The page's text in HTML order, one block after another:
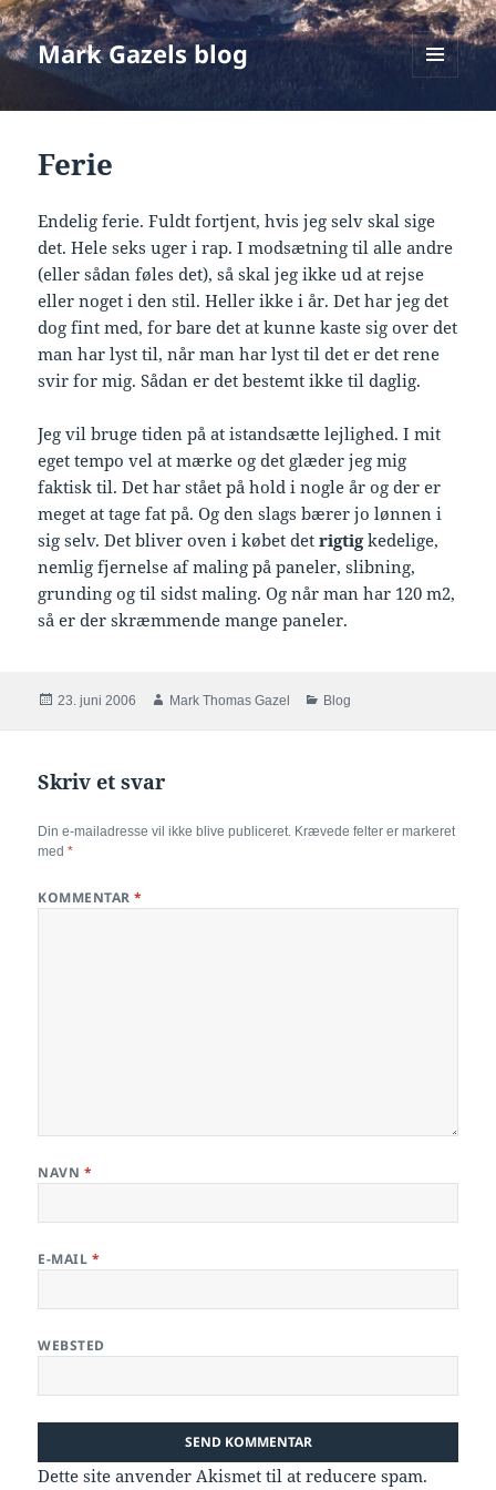
Mark Gazels blog
Ferie
Endelig ferie. Fuldt fortjent, hvis jeg selv skal sige
det. Hele seks uger i rap. I modsætning til alle andre
(eller sådan føles det), så skal jeg ikke ud at rejse
eller noget i den stil. Heller ikke i år. Det har jeg det
dog fint med, for bare det at kunne kaste sig over det
man har lyst til, når man har lyst til det er det rene
svir for mig. Sådan er det bestemt ikke til daglig.
Jeg vil bruge tiden på at istandsætte lejlighed. I mit
eget tempo vel at mærke og det glæder jeg mig
faktisk til. Det har stået på hold i nogle år og der er
meget at tage fat på. Og den slags bærer jo lønnen i
sig selv. Det bliver oven i købet detrigtigkedelige,
nemlig fjernelse af maling på paneler, slibning,
grunding og til sidst maling. Og når man har 120 m2,
så er der skræmmende mange paneler.
Udgivet
23. juni 2006 Forfatter
Mark Thomas Gazel Kategorier
Blog
Skriv et svar
Din e-mailadresse vil ikke blive publiceret. Krævede felter er markeret
med*
KOMMENTAR*
NAVN *
E-MAIL *
WEBSTED
Dette site anvender Akismet til at reducere spam.